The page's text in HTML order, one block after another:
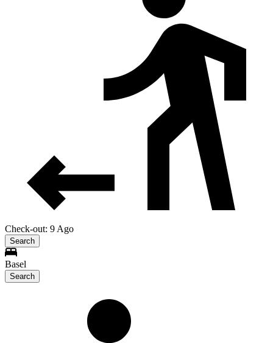
Check-out: 9 Ago
Search
Basel
Search